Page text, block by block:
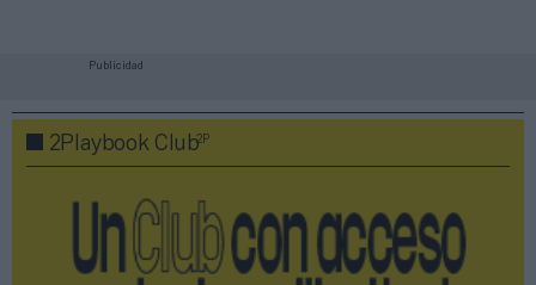
Publicidad
2Playbook Club2P